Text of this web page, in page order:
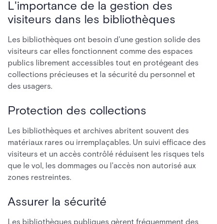
L'importance de la gestion des
visiteurs dans les bibliothèques
Les bibliothèques ont besoin d'une gestion solide des
visiteurs car elles fonctionnent comme des espaces
publics librement accessibles tout en protégeant des
collections précieuses et la sécurité du personnel et
des usagers.
Protection des collections
Les bibliothèques et archives abritent souvent des
matériaux rares ou irremplaçables. Un suivi efficace des
visiteurs et un accès contrôlé réduisent les risques tels
que le vol, les dommages ou l'accès non autorisé aux
zones restreintes.
Assurer la sécurité
Les bibliothèques publiques gèrent fréquemment des